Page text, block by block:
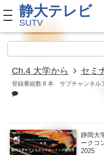
toggle navigation
静大テレビ
SUTV
Ch.4 大学から セミ
登録番組数 8 本 サブチャンネル
静岡大
ークコ
2025